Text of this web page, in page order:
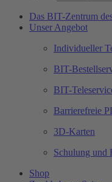
Das BIT-Zentrum
Unser Angebot
Individueller
BIT-
BIT-
Barrierefreie
3D-Karten
Schulung und
Shop